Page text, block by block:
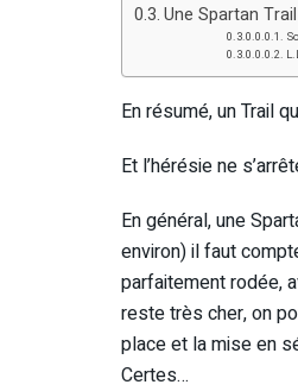
Une Spartan Trail
En résumé, un Trail
Et l’hérésie ne
En général, une
environ) il faut
parfaitement rodée,
reste très cher, on
place et la mise en
Certes…